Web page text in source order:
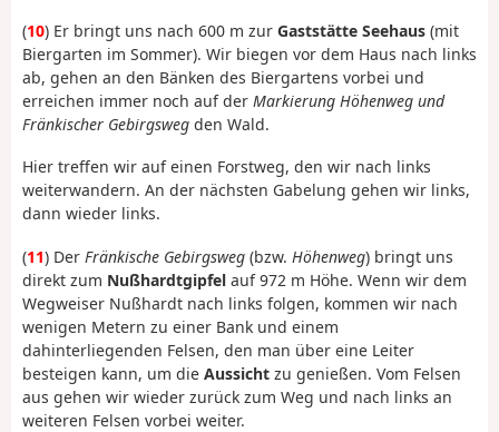
(10) Er bringt uns nach 600 m zur Gaststätte Seehaus (mit
Biergarten im Sommer). Wir biegen vor dem Haus nach links
ab, gehen an den Bänken des Biergartens vorbei und
erreichen immer noch auf der Markierung Höhenweg und
Fränkischer Gebirgsweg den Wald.
Hier treffen wir auf einen Forstweg, den wir nach links
weiterwandern. An der nächsten Gabelung gehen wir links,
dann wieder links.
(11) Der Fränkische Gebirgsweg (bzw. Höhenweg) bringt uns
direkt zum Nußhardtgipfel auf 972 m Höhe. Wenn wir dem
Wegweiser Nußhardt nach links folgen, kommen wir nach
wenigen Metern zu einer Bank und einem
dahinterliegenden Felsen, den man über eine Leiter
besteigen kann, um die Aussicht zu genießen. Vom Felsen
aus gehen wir wieder zurück zum Weg und nach links an
weiteren Felsen vorbei weiter.